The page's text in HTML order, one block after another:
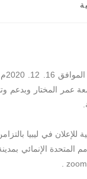
عمر المختار
للإعلان في ليبيا
المتحدة الإنمائي